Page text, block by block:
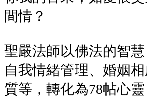
間情？
聖嚴法師以佛法的智
自我情緒管理、婚姻
質等，轉化為78帖心